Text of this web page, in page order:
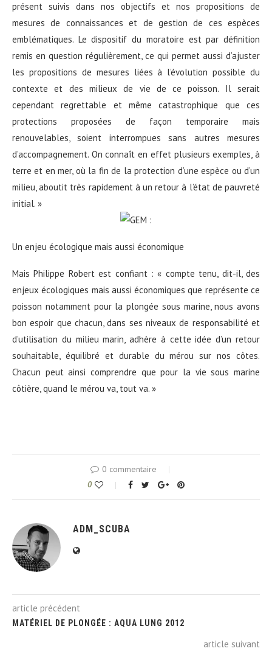
présent suivis dans nos objectifs et nos propositions de
mesures de connaissances et de gestion de ces espèces
emblématiques. Le dispositif du moratoire est par définition
remis en question régulièrement, ce qui permet aussi d’ajuster
les propositions de mesures liées à l’évolution possible du
contexte et des milieux de vie de ce poisson. Il serait
cependant regrettable et même catastrophique que ces
protections proposées de façon temporaire mais
renouvelables, soient interrompues sans autres mesures
d’accompagnement. On connaît en effet plusieurs exemples, à
terre et en mer, où la fin de la protection d’une espèce ou d’un
milieu, aboutit très rapidement à un retour à l’état de pauvreté
initial. »
Un enjeu écologique mais aussi économique
Mais Philippe Robert est confiant : « compte tenu, dit-il, des
enjeux écologiques mais aussi économiques que représente ce
poisson notamment pour la plongée sous marine, nous avons
bon espoir que chacun, dans ses niveaux de responsabilité et
d’utilisation du milieu marin, adhère à cette idée d’un retour
souhaitable, équilibré et durable du mérou sur nos côtes.
Chacun peut ainsi comprendre que pour la vie sous marine
côtière, quand le mérou va, tout va. »
0 commentaire
0
ADM_SCUBA
article précédent
MATÉRIEL DE PLONGÉE : AQUA LUNG 2012
article suivant